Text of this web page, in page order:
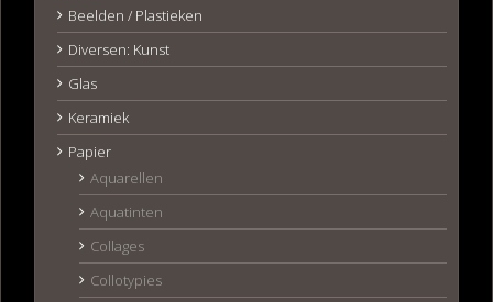
Beelden / Plastieken
Diversen: Kunst
Glas
Keramiek
Papier
Aquarellen
Aquatinten
Collages
Collotypies